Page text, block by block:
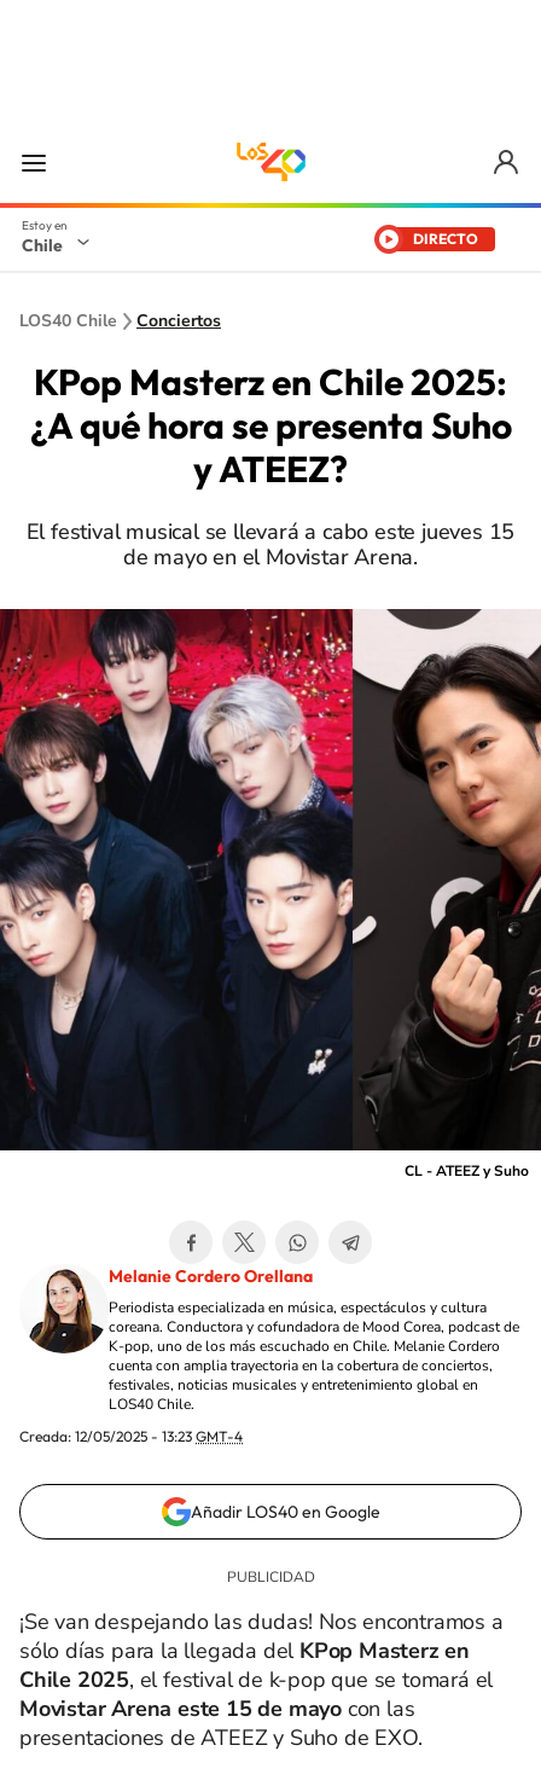
Chile DIRECTO
LOS40 Chile Conciertos
KPop Masterz en Chile 2025:
¿A qué hora se presenta Suho
y ATEEZ?
El festival musical se llevará a cabo este jueves 15
de mayo en el Movistar Arena.
CL - ATEEZ y Suho
Melanie Cordero Orellana
Periodista especializada en música, espectáculos y cultura
coreana. Conductora y cofundadora de Mood Corea, podcast de
K-pop, uno de los más escuchado en Chile. Melanie Cordero
cuenta con amplia trayectoria en la cobertura de conciertos,
festivales, noticias musicales y entretenimiento global en
LOS40 Chile.
Creada: 12/05/2025 - 13:23 GMT-4
Añadir LOS40 en Google
¡Se van despejando las dudas! Nos encontramos a
sólo días para la llegada del KPop Masterz en
Chile 2025, el festival de k-pop que se tomará el
Movistar Arena este 15 de mayo con las
presentaciones de ATEEZ y Suho de EXO.